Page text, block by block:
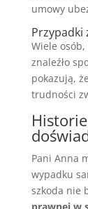
umowy
Przypadki
Wiele
znaleźło
pokazują,
trudności
Pani Anna
wypadku
szkoda nie
prawnej w